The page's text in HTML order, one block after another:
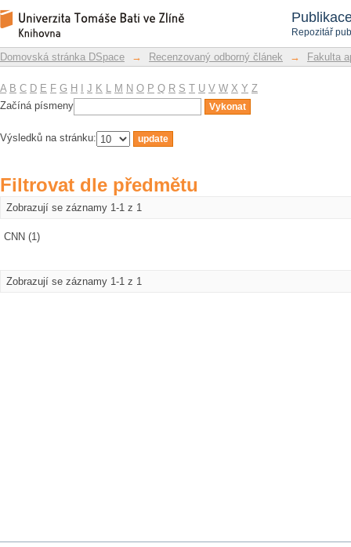
Repozitář
Filtrovat dle předmětu
Repozitář DSpace/Manakin
Domovská stránka DSpace → Recenzovaný odborný článek → Fakulta
A B C D E F G H J K L M N O P Q R S T U V W X Y Z
Začíná písmeny
Výsledků na stránku:
Filtrovat dle předmětu
Zobrazují se záznamy 1-1 z 1
CNN (1)
Zobrazují se záznamy 1-1 z 1